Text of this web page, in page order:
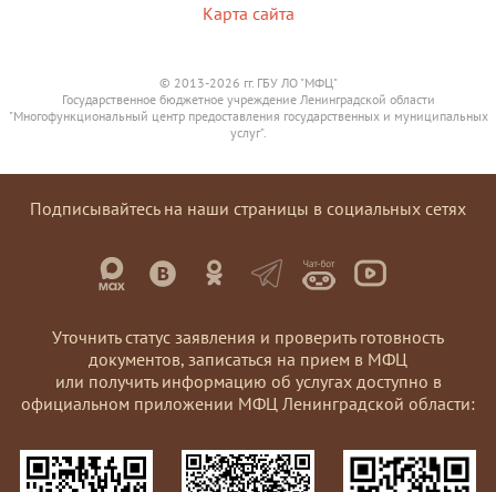
Карта сайта
© 2013-2026 гг. ГБУ ЛО "МФЦ"
Государственное бюджетное учреждение Ленинградской области
"Многофункциональный центр предоставления государственных и муниципальных
услуг".
Подписывайтесь на наши страницы в социальных сетях
Уточнить статус заявления и проверить готовность
документов, записаться на прием в МФЦ
или получить информацию об услугах доступно в
официальном приложении МФЦ Ленинградской области: